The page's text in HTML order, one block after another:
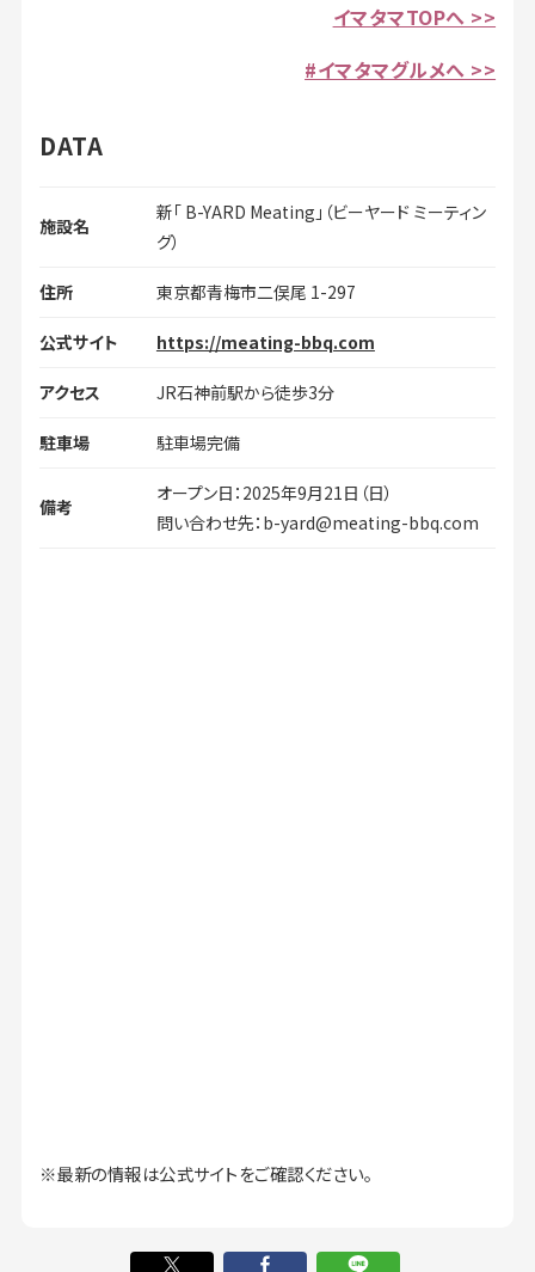
イマタマTOPへ >>
#イマタマグルメへ >>
DATA
施設名
新「 B-YARD Meating」（ビーヤード ミーティン
グ）
住所 東京都青梅市二俣尾 1-297
公式サイト https://meating-bbq.com
アクセス JR石神前駅から徒歩3分
駐車場 駐車場完備
備考
オープン日：2025年9月21日（日）
問い合わせ先：b-yard@meating-bbq.com
※最新の情報は公式サイトをご確認ください。